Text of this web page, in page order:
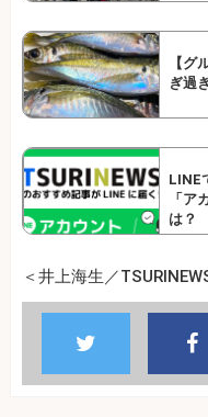
【グ
ぎ過
LINE
「ア
は？
＜井上海生／